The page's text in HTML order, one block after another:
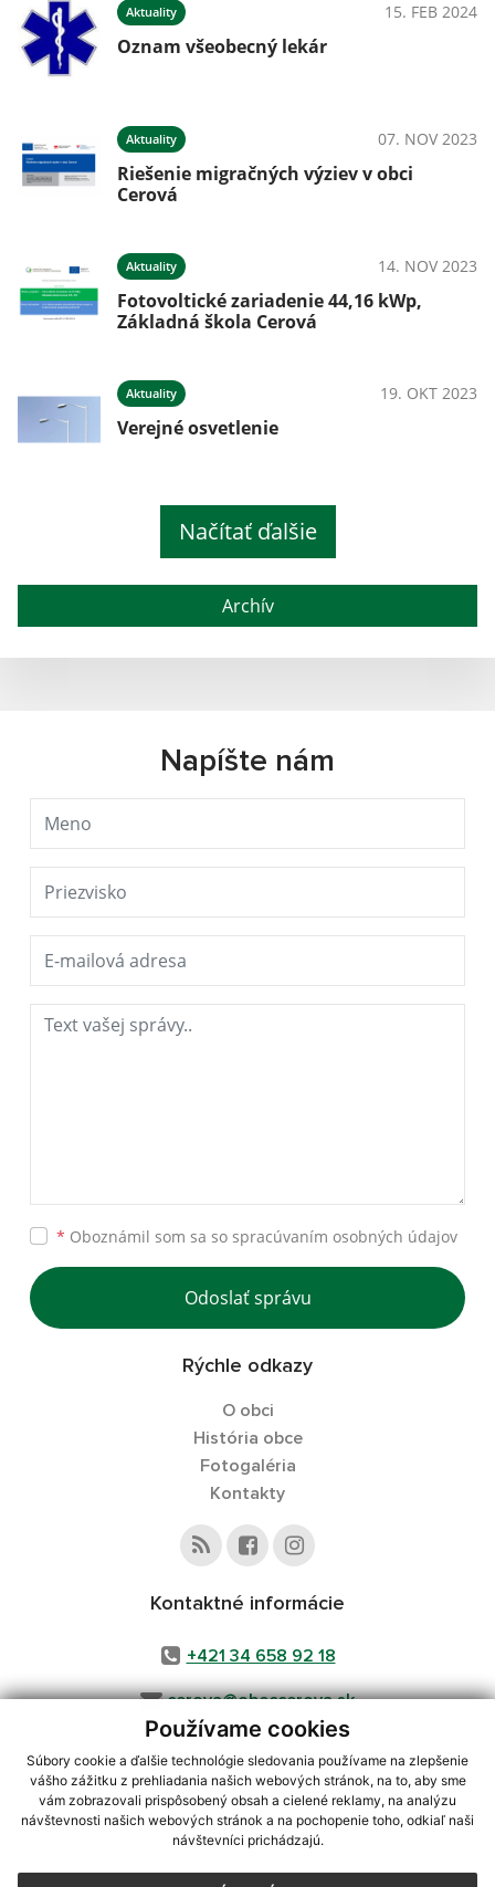
Používame cookies
Súbory cookie a ďalšie technológie sledovania používame na zlepšenie
vášho zážitku z prehliadania našich webových stránok, na to, aby sme
vám zobrazovali prispôsobený obsah a cielené reklamy, na analýzu
návštevnosti našich webových stránok a na pochopenie toho, odkiaľ naši
návštevníci prichádzajú.
Aktuality 15. FEB 2024
Oznam všeobecný lekár
Aktuality 07. NOV 2023
Riešenie migračných výziev v obci
Cerová
Aktuality 14. NOV 2023
Fotovoltické zariadenie 44,16 kWp,
Základná škola Cerová
Aktuality 19. OKT 2023
Verejné osvetlenie
Načítať ďalšie
Archív
Napíšte nám
* Oboznámil som sa so spracúvaním osobných údajov
Odoslať správu
Rýchle odkazy
O obci
História obce
Fotogaléria
Kontakty
Kontaktné informácie
+421 34 658 92 18
cerova@obeccerova.sk
využite možnosť získavania aktuálnych informácií s využitím RSS
CMS systém (redakčný) systém ECHELON 2,Mapa stránok,web portál
webex.digital, s.r.o.,domény,registrácia domény